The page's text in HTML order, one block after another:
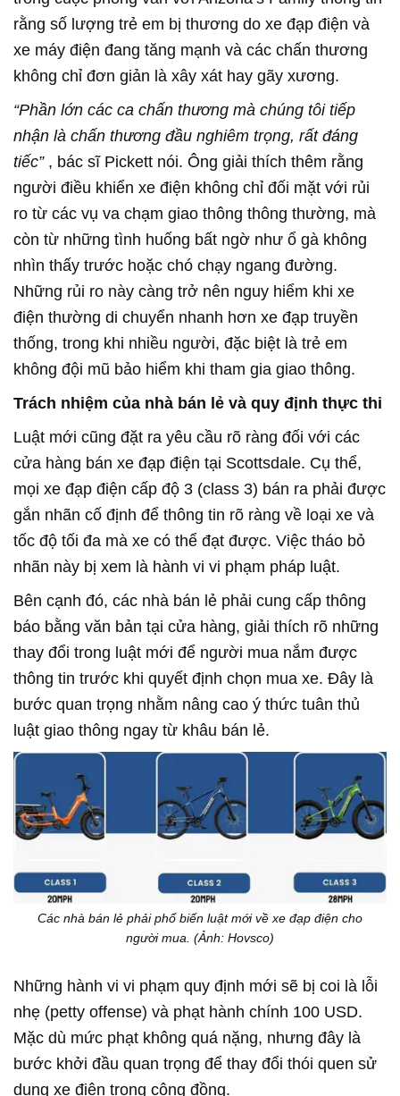
rằng số lượng trẻ em bị thương do xe đạp điện và
xe máy điện đang tăng mạnh và các chấn thương
không chỉ đơn giản là xây xát hay gãy xương.
“Phần lớn các ca chấn thương mà chúng tôi tiếp
nhận là chấn thương đầu nghiêm trọng, rất đáng
tiếc” , bác sĩ Pickett nói. Ông giải thích thêm rằng
người điều khiển xe điện không chỉ đối mặt với rủi
ro từ các vụ va chạm giao thông thông thường, mà
còn từ những tình huống bất ngờ như ổ gà không
nhìn thấy trước hoặc chó chạy ngang đường.
Những rủi ro này càng trở nên nguy hiểm khi xe
điện thường di chuyển nhanh hơn xe đạp truyền
thống, trong khi nhiều người, đặc biệt là trẻ em
không đội mũ bảo hiểm khi tham gia giao thông.
Trách nhiệm của nhà bán lẻ và quy định thực thi
Luật mới cũng đặt ra yêu cầu rõ ràng đối với các
cửa hàng bán xe đạp điện tại Scottsdale. Cụ thể,
mọi xe đạp điện cấp độ 3 (class 3) bán ra phải được
gắn nhãn cố định để thông tin rõ ràng về loại xe và
tốc độ tối đa mà xe có thể đạt được. Việc tháo bỏ
nhãn này bị xem là hành vi vi phạm pháp luật.
Bên cạnh đó, các nhà bán lẻ phải cung cấp thông
báo bằng văn bản tại cửa hàng, giải thích rõ những
thay đổi trong luật mới để người mua nắm được
thông tin trước khi quyết định chọn mua xe. Đây là
bước quan trọng nhằm nâng cao ý thức tuân thủ
luật giao thông ngay từ khâu bán lẻ.
Các nhà bán lẻ phải phổ biến luật mới về xe đạp điện cho
người mua. (Ảnh: Hovsco)
Những hành vi vi phạm quy định mới sẽ bị coi là lỗi
nhẹ (petty offense) và phạt hành chính 100 USD.
Mặc dù mức phạt không quá nặng, nhưng đây là
bước khởi đầu quan trọng để thay đổi thói quen sử
dụng xe điện trong cộng đồng.